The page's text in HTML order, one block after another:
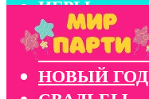
ИГРЫ
КОНКУРСЫ
НОВЫЙ ГОД